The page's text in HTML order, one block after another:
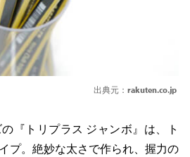
出典元： rakuten.co.jp
『トリプラス ジャンボ』は、ト
プ。絶妙な太さで作られ、握力の